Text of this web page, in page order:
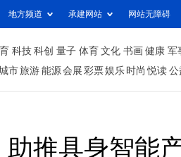
地方频道 承建网站 网站无障碍
科技 科创 量子 体育 文化 书画 健康 军
市旅游 能源 会展 彩票娱乐 时尚 悦读 公
推具身智能